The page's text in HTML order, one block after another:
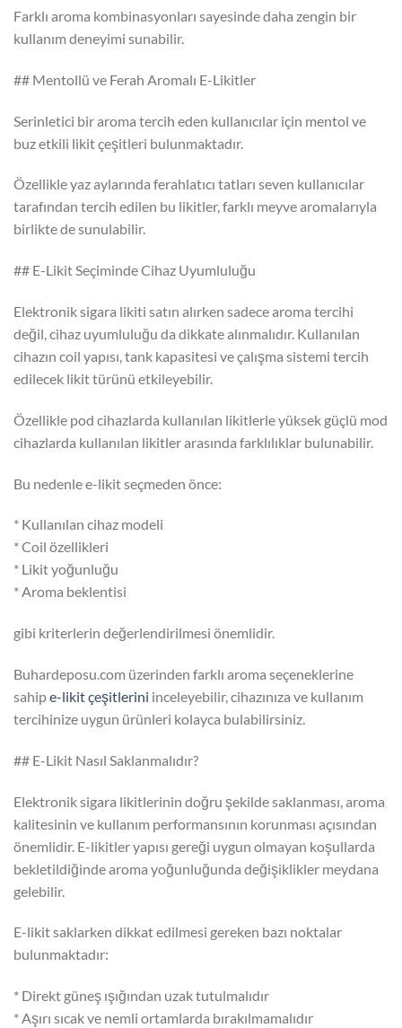
Farklı aroma kombinasyonları sayesinde daha zengin bir
kullanım deneyimi sunabilir.
## Mentollü ve Ferah Aromalı E-Likitler
Serinletici bir aroma tercih eden kullanıcılar için mentol ve
buz etkili likit çeşitleri bulunmaktadır.
Özellikle yaz aylarında ferahlatıcı tatları seven kullanıcılar
tarafından tercih edilen bu likitler, farklı meyve aromalarıyla
birlikte de sunulabilir.
## E-Likit Seçiminde Cihaz Uyumluluğu
Elektronik sigara likiti satın alırken sadece aroma tercihi
değil, cihaz uyumluluğu da dikkate alınmalıdır. Kullanılan
cihazın coil yapısı, tank kapasitesi ve çalışma sistemi tercih
edilecek likit türünü etkileyebilir.
Özellikle pod cihazlarda kullanılan likitlerle yüksek güçlü mod
cihazlarda kullanılan likitler arasında farklılıklar bulunabilir.
Bu nedenle e-likit seçmeden önce:
* Kullanılan cihaz modeli
* Coil özellikleri
* Likit yoğunluğu
* Aroma beklentisi
gibi kriterlerin değerlendirilmesi önemlidir.
Buhardeposu.com üzerinden farklı aroma seçeneklerine
sahipe-likit çeşitlerini inceleyebilir, cihazınıza ve kullanım
tercihinize uygun ürünleri kolayca bulabilirsiniz.
## E-Likit Nasıl Saklanmalıdır?
Elektronik sigara likitlerinin doğru şekilde saklanması, aroma
kalitesinin ve kullanım performansının korunması açısından
önemlidir. E-likitler yapısı gereği uygun olmayan koşullarda
bekletildiğinde aroma yoğunluğunda değişiklikler meydana
gelebilir.
E-likit saklarken dikkat edilmesi gereken bazı noktalar
bulunmaktadır:
* Direkt güneş ışığından uzak tutulmalıdır
* Aşırı sıcak ve nemli ortamlarda bırakılmamalıdır